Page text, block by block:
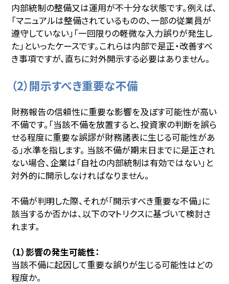
内部統制の整備又は運用が不十分な状態です。例えば、
「マニュアルは整備されているものの、一部の従業員が
遵守していない」「一回限りの軽微な入力誤りが発生し
た」といったケースです。これらは内部で是正・改善すべ
き事項ですが、直ちに対外開示する必要はありません。
（2）開示すべき重要な不備
財務報告の信頼性に重要な影響を及ぼす可能性が高い
不備です。「当該不備を放置すると、投資家の判断を誤ら
せる程度に重要な誤謬が財務諸表に生じる可能性があ
る」水準を指します。 当該不備が期末日までに是正され
ない場合、企業は「自社の内部統制は有効ではない」と
対外的に開示しなければなりません。
不備が判明した際、それが「開示すべき重要な不備」に
該当するか否かは、以下のマトリクスに基づいて検討さ
れます。
（1）影響の発生可能性：
当該不備に起因して重要な誤りが生じる可能性はどの
程度か。